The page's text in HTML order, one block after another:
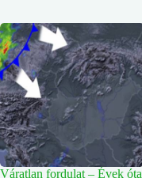
Váratlan fordulat – Évek óta